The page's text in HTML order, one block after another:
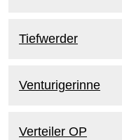
Tiefwerder
Venturigerinne
Verteiler OP